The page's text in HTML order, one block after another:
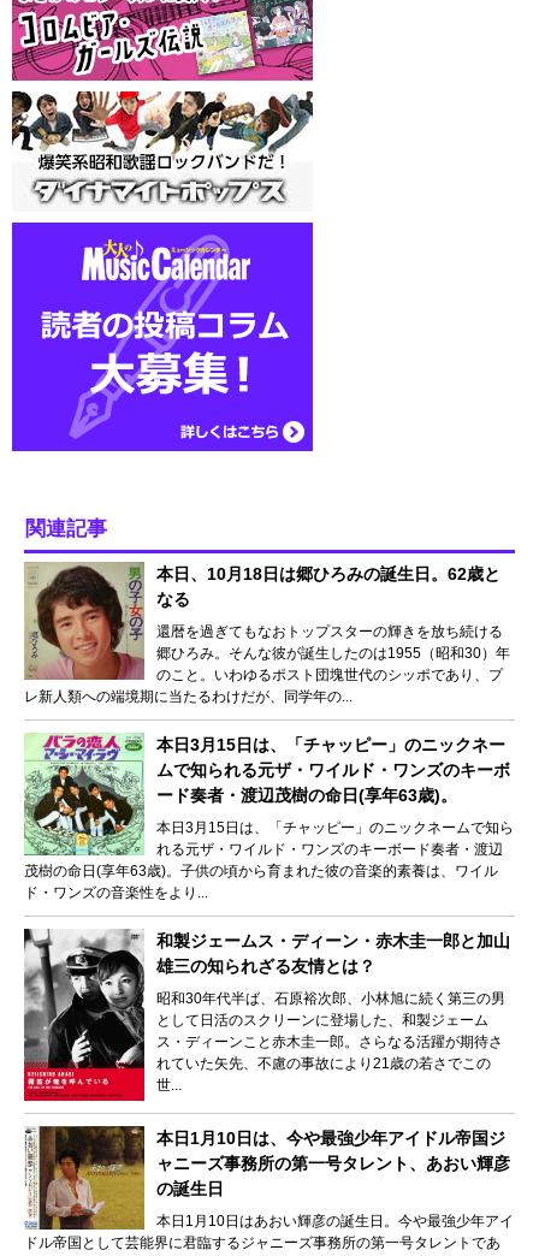
関連記事
本日、10月18日は郷ひろみの誕生日。62歳と
なる
還暦を過ぎてもなおトップスターの輝きを放ち続ける
郷ひろみ。そんな彼が誕生したのは1955（昭和30）年
のこと。いわゆるポスト団塊世代のシッポであり、プ
レ新人類への端境期に当たるわけだが、同学年の...
本日3月15日は、「チャッピー」のニックネー
ムで知られる元ザ・ワイルド・ワンズのキーボ
ード奏者・渡辺茂樹の命日(享年63歳)。
本日3月15日は、「チャッピー」のニックネームで知ら
れる元ザ・ワイルド・ワンズのキーボード奏者・渡辺
茂樹の命日(享年63歳)。子供の頃から育まれた彼の音楽的素養は、ワイル
ド・ワンズの音楽性をより...
和製ジェームス・ディーン・赤木圭一郎と加山
雄三の知られざる友情とは？
昭和30年代半ば、石原裕次郎、小林旭に続く第三の男
として日活のスクリーンに登場した、和製ジェーム
ス・ディーンこと赤木圭一郎。さらなる活躍が期待さ
れていた矢先、不慮の事故により21歳の若さでこの
世...
本日1月10日は、今や最強少年アイドル帝国ジ
ャニーズ事務所の第一号タレント、あおい輝彦
の誕生日
本日1月10日はあおい輝彦の誕生日。今や最強少年アイ
ドル帝国として芸能界に君臨するジャニーズ事務所の第一号タレントであ